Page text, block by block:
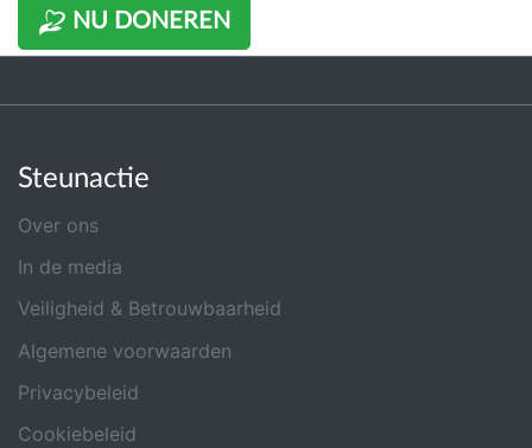
NU DONEREN
Steunactie
Over ons
In de media
Veiligheid & Betrouwbaarheid
Algemene voorwaarden
Privacybeleid
Cookiebeleid